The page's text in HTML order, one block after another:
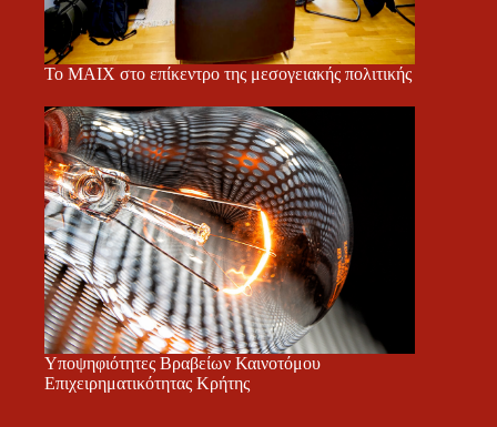
Το ΜΑΙΧ στο επίκεντρο της μεσογειακής πολιτικής
Υποψηφιότητες Βραβείων Καινοτόμου
Επιχειρηματικότητας Κρήτης